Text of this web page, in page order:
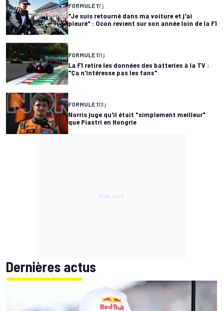
FORMULE 17 j
"Je suis retourné dans ma voiture et j'ai
pleuré" : Ocon revient sur son année loin de la F1
FORMULE 111 j
La F1 retire les données des batteries à la TV :
"Ça n'intéresse pas les fans"
FORMULE 113 j
Norris juge qu'il était "simplement meilleur"
que Piastri en Hongrie
Dernières actus